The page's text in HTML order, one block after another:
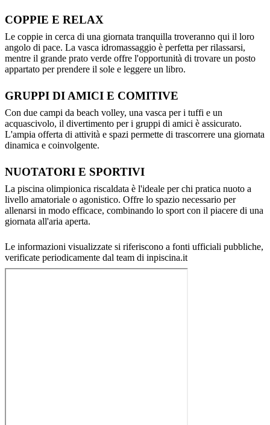
COPPIE E RELAX
Le coppie in cerca di una giornata tranquilla troveranno qui il loro
angolo di pace. La vasca idromassaggio è perfetta per rilassarsi,
mentre il grande prato verde offre l'opportunità di trovare un posto
appartato per prendere il sole e leggere un libro.
GRUPPI DI AMICI E COMITIVE
Con due campi da beach volley, una vasca per i tuffi e un
acquascivolo, il divertimento per i gruppi di amici è assicurato.
L'ampia offerta di attività e spazi permette di trascorrere una giornata
dinamica e coinvolgente.
NUOTATORI E SPORTIVI
La piscina olimpionica riscaldata è l'ideale per chi pratica nuoto a
livello amatoriale o agonistico. Offre lo spazio necessario per
allenarsi in modo efficace, combinando lo sport con il piacere di una
giornata all'aria aperta.
Le informazioni visualizzate si riferiscono a fonti ufficiali pubbliche,
verificate periodicamente dal team di inpiscina.it